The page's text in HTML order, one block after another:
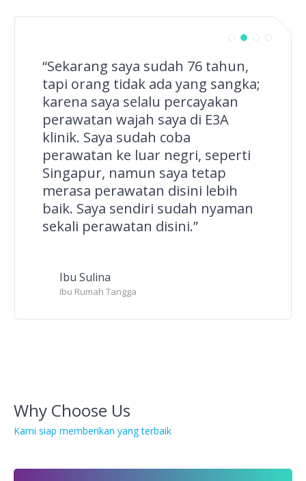
“Sekarang saya sudah 76 tahun,
tapi orang tidak ada yang sangka;
karena saya selalu percayakan
perawatan wajah saya di E3A
klinik. Saya sudah coba
perawatan ke luar negri, seperti
Singapur, namun saya tetap
merasa perawatan disini lebih
baik. Saya sendiri sudah nyaman
sekali perawatan disini.”
Ibu Sulina
Ibu Rumah Tangga
Why Choose Us
Kami siap memberikan yang terbaik